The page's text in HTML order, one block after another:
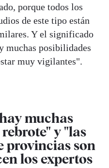
porque todos los
de este tipo están
Y el significado
muchas posibilidades
muy vigilantes".
muchas
y "las
provincias son
los expertos